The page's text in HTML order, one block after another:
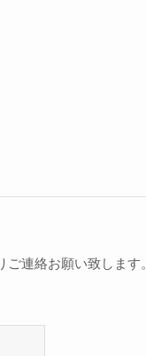
連絡お願い致します。